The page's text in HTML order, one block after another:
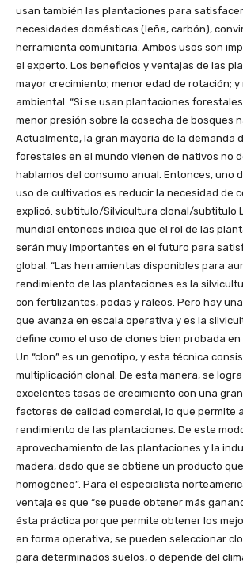
usan también las plantaciones para
necesidades domésticas (leña, carbón),
herramienta comunitaria. Ambos usos son
el experto. Los beneficios y ventajas de las
mayor crecimiento; menor edad de rotación; y
ambiental. “Si se usan plantaciones
menor presión sobre la cosecha de bosques
Actualmente, la gran mayoría de la demanda
forestales en el mundo vienen de nativos no
hablamos del consumo anual. Entonces, uno
uso de cultivados es reducir la necesidad de
explicó. subtitulo/Silvicultura clonal/subtitulo
mundial entonces indica que el rol de las
serán muy importantes en el futuro para
global. “Las herramientas disponibles para
rendimiento de las plantaciones es la
con fertilizantes, podas y raleos. Pero hay
que avanza en escala operativa y es la
define como el uso de clones bien probada en
Un “clon” es un genotipo, y esta técnica
multiplicación clonal. De esta manera, se
excelentes tasas de crecimiento con una
factores de calidad comercial, lo que permite
rendimiento de las plantaciones. De este
aprovechamiento de las plantaciones y la
madera, dado que se obtiene un producto
homogéneo”. Para el especialista
ventaja es que “se puede obtener más
ésta práctica porque permite obtener los
en forma operativa; se pueden seleccionar
para determinados suelos, o depende del